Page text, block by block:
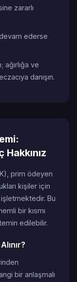
zararlı
ederse
ve
danışın.
prim ödeyen
kişiler için
Bu
bir kısmı
edilebilir.
bir anlaşmalı